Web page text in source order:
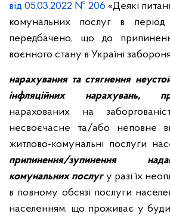
від 05.03.2022 № 206 «Деякі
комунальних послуг в
передбачено, що до
воєнного стану в Україні
нарахування та стягнення
інфляційних нарахувань,
нарахованих на
несвоєчасне та/або неповне
житлово-комунальні послуги
припинення/зупинення
комунальних послугу разі їх
в повному обсязі послуги
населенням, що проживає у